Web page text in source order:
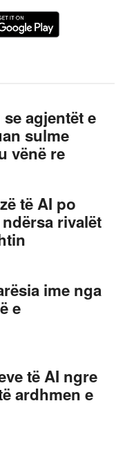
agjentët e
sulme
vënë re
të AI po
rivalët
ime nga
e
të AI ngre
ardhmen e